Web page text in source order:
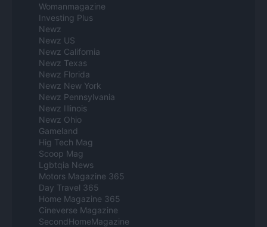
Womanmagazine
Investing Plus
Newz
Newz US
Newz California
Newz Texas
Newz Florida
Newz New York
Newz Pennsylvania
Newz Illinois
Newz Ohio
Gameland
Hig Tech Mag
Scoop Mag
Lgbtqia News
Motors Magazine 365
Day Travel 365
Home Magazine 365
Cineverse Magazine
SecondHomeMagazine